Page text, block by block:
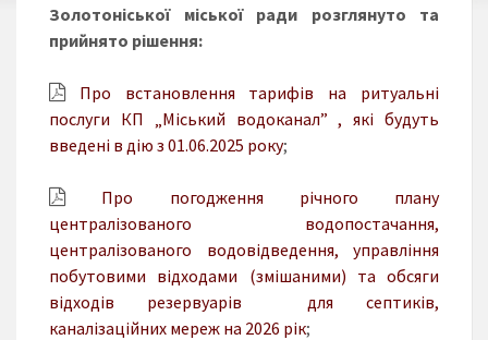
Золотоніської міської ради розглянуто та
прийнято рішення:
Про встановлення тарифів на ритуальні
послуги КП „Міський водоканал” , які будуть
введені в дію з 01.06.2025 року;
Про погодження річного плану
централізованого водопостачання,
централізованого водовідведення, управління
побутовими відходами (змішаними) та обсяги
відходів резервуарів для септиків,
каналізаційних мереж на 2026 рік;